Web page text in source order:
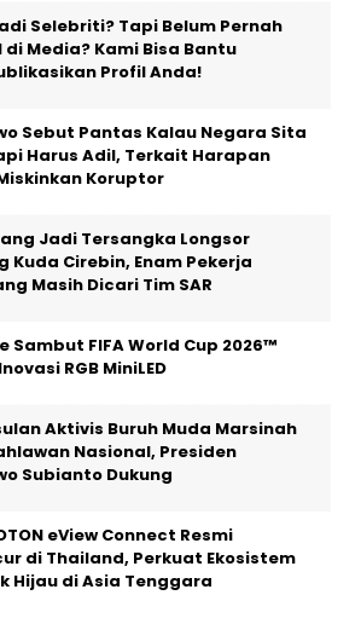
Selebriti? Tapi Belum Pernah
di Media? Kami Bisa Bantu
Profil Anda!
Sebut Pantas Kalau Negara Sita
Harus Adil, Terkait Harapan
Koruptor
Jadi Tersangka Longsor
Kuda Cirebin, Enam Pekerja
Masih Dicari Tim SAR
Sambut FIFA World Cup 2026™
RGB MiniLED
Aktivis Buruh Muda Marsinah
Nasional, Presiden
Subianto Dukung
eView Connect Resmi
di Thailand, Perkuat Ekosistem
Hijau di Asia Tenggara